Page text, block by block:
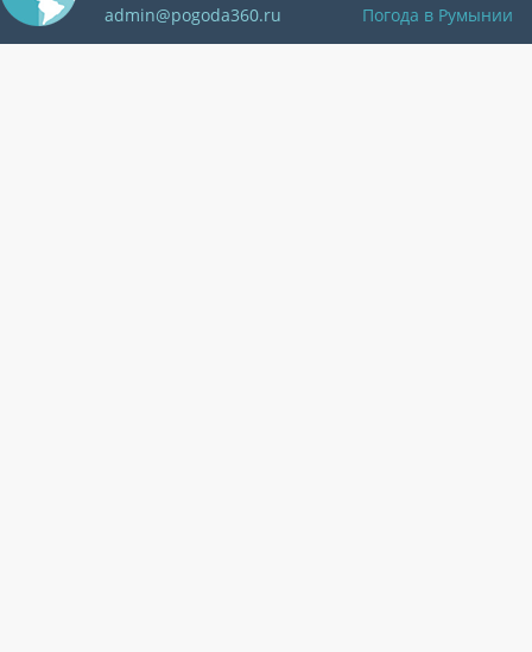
admin@pogoda360.ru
Погода в Румынии